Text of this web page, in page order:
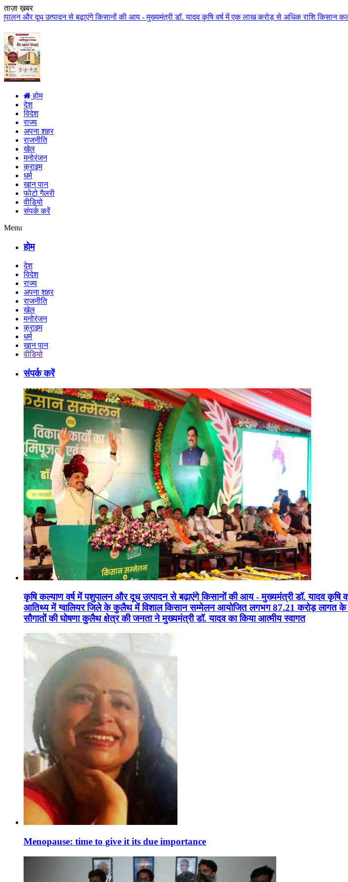
ताज़ा ख़बर
से बढ़ाएंगे किसानों की आय - मुख्यमंत्री डॉ. यादव कृषि वर्ष में एक लाख करोड़ से अधिक राशि किसान कल्याण पर खर्च
होम
देश
विदेश
राज्य
अपना शहर
राजनीति
खेल
मनोरंजन
क्राइम
धर्म
खान पान
फोटो गैलरी
वीडियो
संपर्क करें
Menu
होम
देश
विदेश
राज्य
अपना शहर
राजनीति
खेल
मनोरंजन
क्राइम
धर्म
खान पान
वीडियो
संपर्क करें
कृषि कल्याण वर्ष में पशुपालन और दूध उत्पादन से बढ़ाएंगे किसानों की आय - मुख्यमंत्री डॉ. यादव
आतिथ्य में ग्वालियर जिले के कुलैथ में विशाल किसान सम्मेलन आयोजित लगभग 87.21 करोड़ लागत के
सौगातों की घोषणा कुलैथ क्षेत्र की जनता ने मुख्यमंत्री डॉ. यादव का किया आत्मीय स्वागत
Menopause: time to give it its due importance